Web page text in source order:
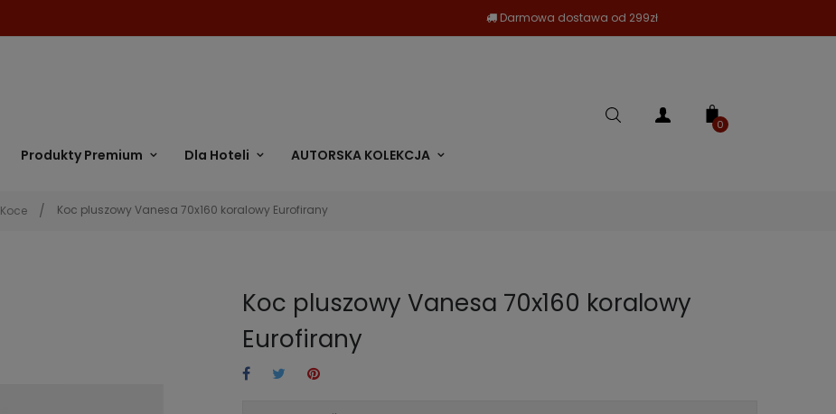
Darmowa dostawa od 299zł
Produkty Premium Dla Hoteli AUTORSKA KOLEKCJA
0
Koce Koc pluszowy Vanesa 70x160 koralowy Eurofirany
Koc pluszowy Vanesa 70x160 koralowy
Eurofirany